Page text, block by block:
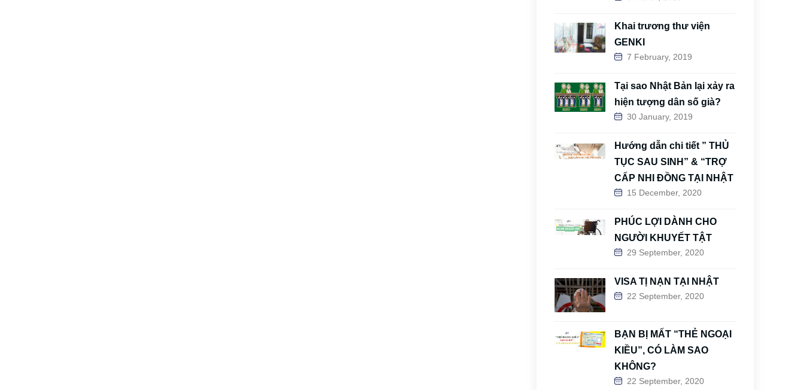
Khai trương thư viện
GENKI
7 February, 2019
Tại sao Nhật Bản lại xảy ra
hiện tượng dân số già?
30 January, 2019
Hướng dẫn chi tiết ” THỦ
TỤC SAU SINH” & “TRỢ
CẤP NHI ĐỒNG TẠI NHẬT
15 December, 2020
PHÚC LỢI DÀNH CHO
NGƯỜI KHUYẾT TẬT
29 September, 2020
VISA TỊ NẠN TẠI NHẬT
22 September, 2020
BẠN BỊ MẤT “THẺ NGOẠI
KIỀU”, CÓ LÀM SAO
KHÔNG?
22 September, 2020